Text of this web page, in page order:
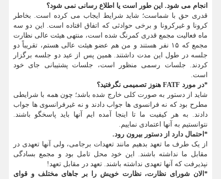
انجام می شود. این طور است یا اطلاع رسانی نمی شود؟
قدری حق با شماست؛ شاید شرایط ایجاب می کرده است. بخاطر
کرونا و غیرکرونا و برخی حوادثی که اتفاق افتاده است. این دو سه
ماه فعالیت مجمع قدری کمرنگ شده است، منتهی هیئت عالی نظارت
مجمع که ۱۵ نفر هستند و من هم عضو هیئت عالی هستم، تقریباً دو
جلسه در طول این مدت داشتند. همین پس از عید دو جلسه برگزار
کردند. جلسات رسمی منظور است، جلسات پشتیبانی جای خود
است.
*در مورد FATF هنوز تصمیمی نگرفتید؟
شاید از دستور به صورت کلی خارج شده باشد؛ چون همه با شرایطی
مطرح بود که نه فرانسوی ها جواب دادند و نه غیرفرانسوی ها جواب
دادند. به هر کیفیت ما تا اینجا آمده ایم آنها باید پاسخگو باشند.
نتوانستیم به آنها اعتمادی نماییم.
*احتمال دارد از دستور بیرون رود.
از یک طرف ما تعهد بدهیم مانند تعهدات برجامی، ولی آنها تعهدی در
مقابل ما نداشته باشند. این خود محل تامل بود و مجمع بسادگی
نپذیرفت که آنها تعهدی نداشته باشند. تعهد در مقابل تعهد!
*الان شورای نظارت، نظارت خویش را بر جاهای مختلف و قوای